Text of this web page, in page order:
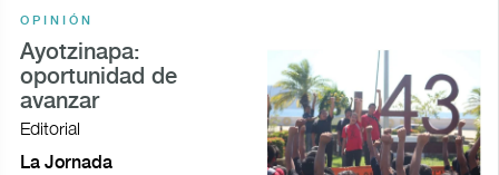
OPINIÓN
Ayotzinapa:
oportunidad de
avanzar
Editorial
La Jornada